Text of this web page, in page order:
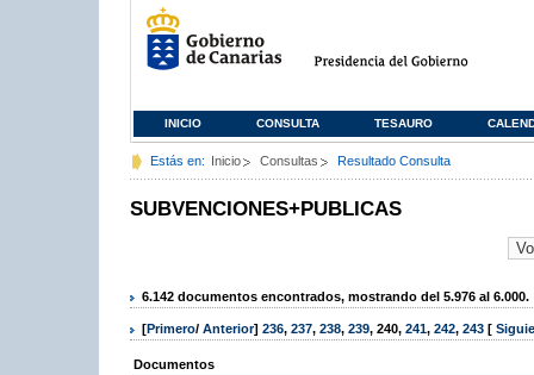
INICIO CONSULTA TESAURO
Estás en: Inicio Consultas Resultado Consulta
SUBVENCIONES+PUBLICAS
6.142 documentos encontrados, mostrando del 5.976 al 6.000.
[Primero/ Anterior] 236, 237, 238, 239, 240, 241, 242, 243 [
Documentos